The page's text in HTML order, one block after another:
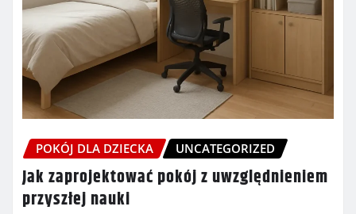
POKÓJ DLA DZIECKA UNCATEGORIZED
Jak zaprojektować pokój z uwzględnieniem
przyszłej nauki